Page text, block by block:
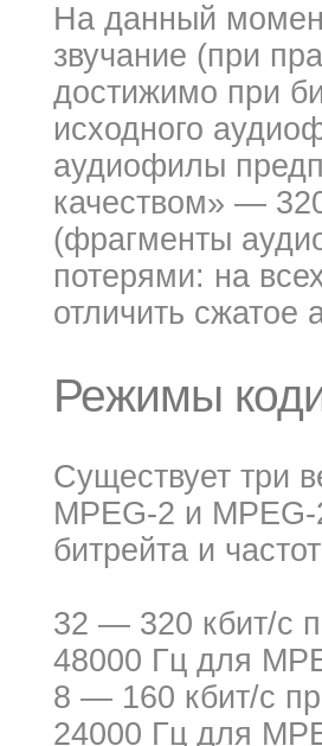
На данный
звучание (при
достижимо при
исходного
аудиофилы
качеством» —
(фрагменты
потерями: на
отличить сжатое
Режимы
Существует три
MPEG-2 и
битрейта и
32 — 320 кбит/c
48000 Гц для
8 — 160 кбит/c
24000 Гц для